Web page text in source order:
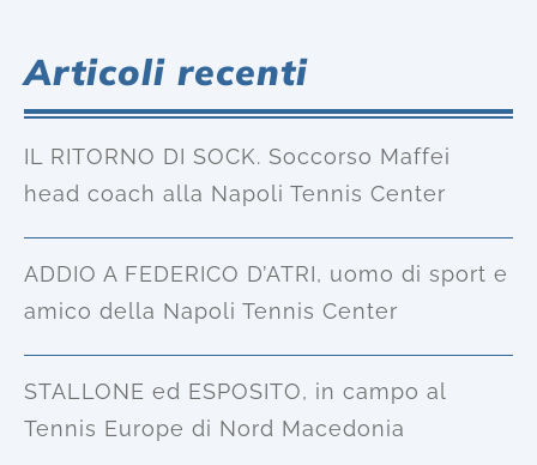
Articoli recenti
IL RITORNO DI SOCK. Soccorso Maffei
head coach alla Napoli Tennis Center
ADDIO A FEDERICO D’ATRI, uomo di sport e
amico della Napoli Tennis Center
STALLONE ed ESPOSITO, in campo al
Tennis Europe di Nord Macedonia